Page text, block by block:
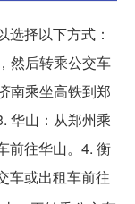
择以下方式：
然后转乘公交车
南乘坐高铁到郑
华山：从郑州乘
前往华山。4. 衡
车或出租车前往